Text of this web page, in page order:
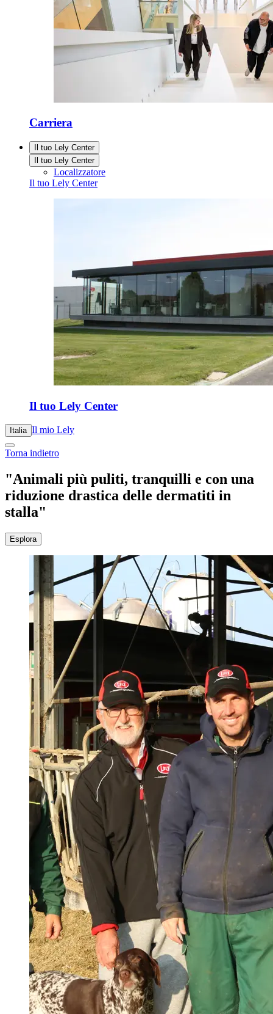
Carriera
Il tuo Lely Center
Il tuo Lely Center
Localizzatore
Il tuo Lely Center
Il tuo Lely Center
Italia Il mio Lely
Torna indietro
"Animali più puliti, tranquilli e con una
riduzione drastica delle dermatiti in
stalla"
Esplora